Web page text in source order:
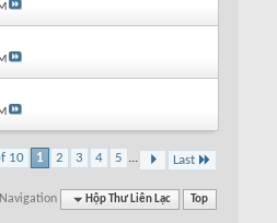
10 1 2 3 4 5 ... Last
Hộp Thư Liên Lạc Top